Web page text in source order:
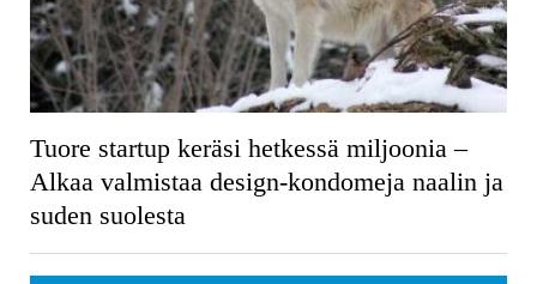
Tuore startup keräsi hetkessä miljoonia –
Alkaa valmistaa design-kondomeja naalin ja
suden suolesta